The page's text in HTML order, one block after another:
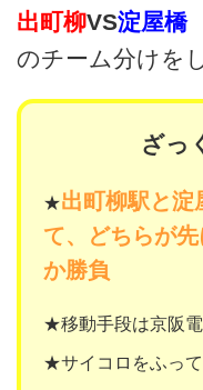
出町柳VS淀屋橋
のチーム分けを
ざっ
★出町柳駅と淀
て、
どちらが
か勝負
★移動手段は京阪
★サイコロをふっ